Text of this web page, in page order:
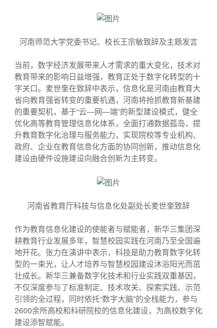
河南师范大学党委书记、校长王宗敏致辞及主题发言
当前，数字经济发展带来人才需求的重大变化，技术对
教育带来的影响日益增强，教育正处于数字化转型的十
字关口。麦世奎在致辞中表示，信息化是河南由教育大
省向教育强省转变的重要机遇，河南将抢抓教育新基建
的重要契机，基于“云—网—端”的新型建设模式，健全
优化高等教育管理信息化体系，全面打通数据孤岛，提
升教育数字化治理与服务能力，实现院校等专业机构、
政府、企业在教育信息化方面的协同创新，推动信息化
建设由硬件设施建设向融合创新为主转变。
河南省教育厅科技与信息化处副处长麦世奎致辞
作为教育信息化建设的使能者与赋能者，新华三集团深
耕教育行业发展多年，智慧校园实践在河南乃至全国遍
地开花。张力在演讲中表示，科技是助力教育数字化转
型的一束光，让人才培养与智慧校园建设沐浴阳光而茁
壮成长。新华三兼备数字化技术和行业实践双重基因，
不仅深度参与了标准制定、技术攻关、探索实践、示范
引领的全过程，同时依托“数字大脑”的全栈能力，参与
2600余所高校和科研院校的信息化建设，为高校数字化
建设添智赋能。